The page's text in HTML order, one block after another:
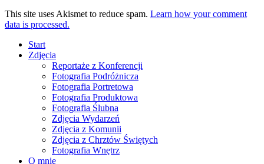
This site uses Akismet to reduce spam. Learn how your comment
data is processed.
Start
Zdjęcia
Reportaże z Konferencji
Fotografia Podróżnicza
Fotografia Portretowa
Fotografia Produktowa
Fotografia Ślubna
Zdjęcia Wydarzeń
Zdjęcia z Komunii
Zdjęcia z Chrztów Świętych
Fotografia Wnętrz
O mnie